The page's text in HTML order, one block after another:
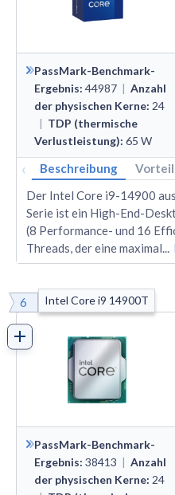
PassMark-Benchmark-
Ergebnis: 44987 | Anzahl
der physischen Kerne: 24
| TDP (thermische
Verlustleistung): 65 W
‹ Beschreibung
Der Intel Core i9-14900
Serie ist ein High-End-
(8 Performance- und 16
Threads, der eine maximal...
6 Intel Core i9 14900T
PassMark-Benchmark-
Ergebnis: 38413 | Anzahl
der physischen Kerne: 24